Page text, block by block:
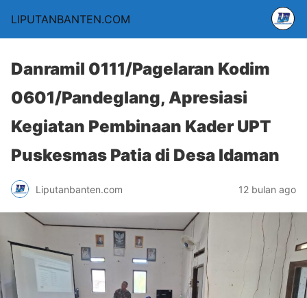
LIPUTANBANTEN.COM
Danramil 0111/Pagelaran Kodim
0601/Pandeglang, Apresiasi
Kegiatan Pembinaan Kader UPT
Puskesmas Patia di Desa Idaman
Liputanbanten.com 12 bulan ago